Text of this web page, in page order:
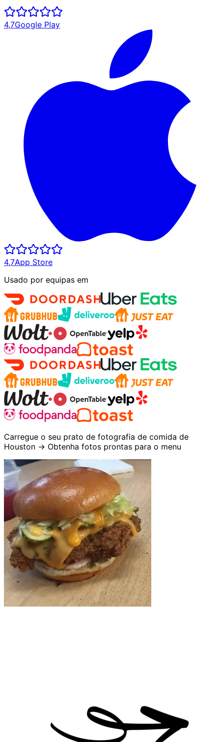
4,7Google Play
4,7App Store
Usado por equipas em
Carregue o seu prato de fotografia de comida de
Houston → Obtenha fotos prontas para o menu